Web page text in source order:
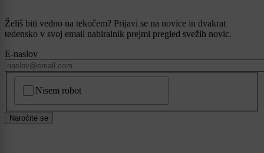
Želiš biti vedno na tekočem? Prijavi se na novice in dvakrat
tedensko v svoj email nabiralnik prejmi pregled svežih novic.
E-naslov
Nisem robot
Naročite se